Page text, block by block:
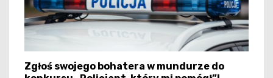
Zgłoś swojego bohatera w mundurze do